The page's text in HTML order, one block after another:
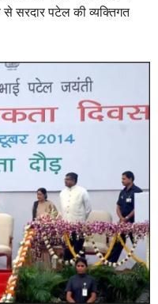
से सरदार पटेल की व्यक्तिगत